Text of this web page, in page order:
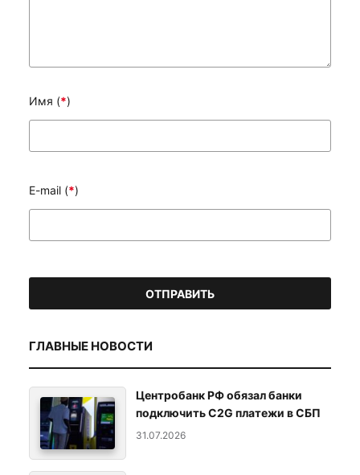
Имя (*)
E-mail (*)
ГЛАВНЫЕ НОВОСТИ
Центробанк РФ обязал банки
подключить C2G платежи в СБП
31.07.2026